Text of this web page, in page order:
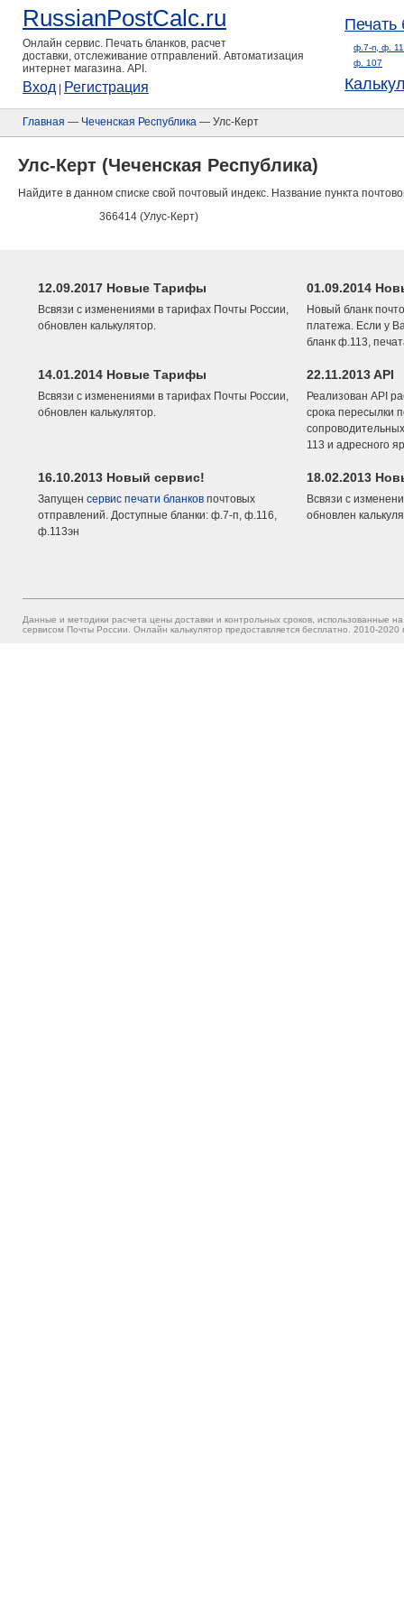
RussianPostCalc.ru
Онлайн сервис. Печать бланков, расчет
доставки, отслеживание отправлений. Автоматизация
интернет магазина. API.
Вход Регистрация
Печать
ф.7-п, ф.
ф. 107
Главная — Чеченская Республика — Улс-Керт
Улс-Керт (Чеченская Республика)
Найдите в данном списке свой почтовый индекс. Название пункта
366414 (Улус-Керт)
12.09.2017 Новые Тарифы
Всвязи с изменениями в тарифах Почты России,
обновлен калькулятор.
01.09.2014
Новый бланк
платежа. Если у
бланк ф.113,
14.01.2014 Новые Тарифы
Всвязи с изменениями в тарифах Почты России,
обновлен калькулятор.
22.11.2013 API
Реализован API
срока пересылки
113 и адресного
16.10.2013 Новый сервис!
Запущен сервис печати бланков почтовых
отправлений. Доступные бланки: ф.7-п, ф.116,
ф.113эн
18.02.2013
Всвязи с
обновлен
Данные и методики расчета цены доставки и контрольных сроков, использованные
сервисом Почты России. Онлайн калькулятор предоставляется бесплатно. 2010-2020